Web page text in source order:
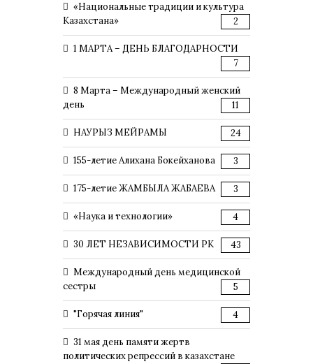
«Национальные традиции и культура
Казахстана»
2
1 МАРТА – ДЕНЬ БЛАГОДАРНОСТИ
7
8 Марта – Международный женский
день
11
НАУРЫЗ МЕЙРАМЫ 24
155-летие Алихана Бокейханова 3
175-летие ЖАМБЫЛА ЖАБАЕВА 3
«Наука и технологии» 4
30 ЛЕТ НЕЗАВИСИМОСТИ РК 43
Международный день медицинской
сестры
5
"Горячая линия" 4
31 мая день памяти жертв
политических репрессий в казахстане